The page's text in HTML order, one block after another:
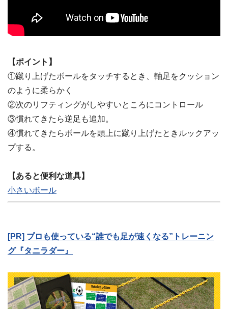
【ポイント】
①蹴り上げたボールをタッチするとき、軸足をクッション
のように柔らかく
②次のリフティングがしやすいところにコントロール
③慣れてきたら逆足も追加。
④慣れてきたらボールを頭上に蹴り上げたときルックアッ
プする。
【あると便利な道具】
小さいボール
[PR] プロも使っている“誰でも足が速くなる”トレーニン
グ『タニラダー』